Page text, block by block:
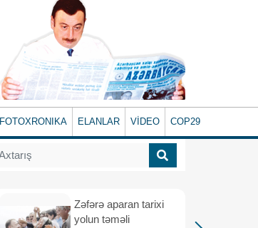
FOTOXRONIKA ELANLAR VİDEO COP29
Zəfərə aparan tarixi
yolun təməli